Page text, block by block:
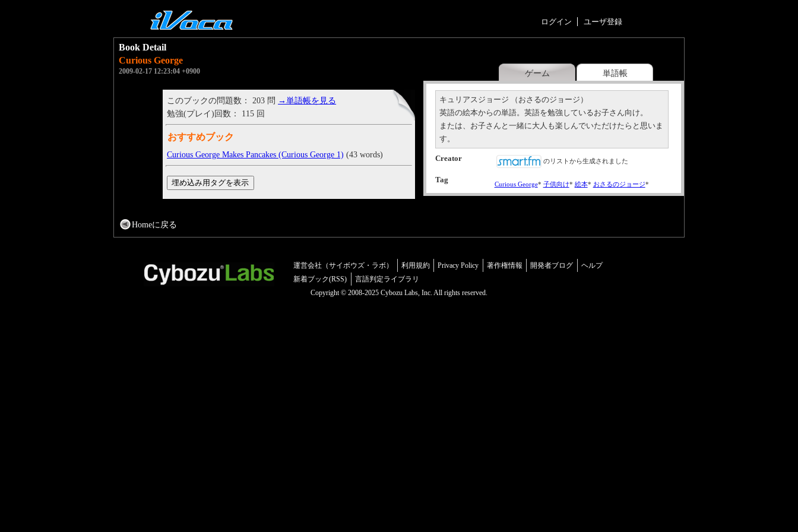
ログイン ユーザ登録
ゲーム 単語帳
Book Detail
Curious George
2009-02-17 12:23:04 +0900
キュリアスジョージ （おさるのジョージ）
英語の絵本からの単語。英語を勉強しているお子さん向け。
または、お子さんと一緒に大人も楽しんでいただけたらと思いま
す。
Creator のリストから生成されました
Tag
Curious George* 子供向け* 絵本* おさるのジョージ*
このブックの問題数： 203 問 →単語帳を見る
勉強(プレイ)回数： 115 回
おすすめブック
Curious George Makes Pancakes (Curious George 1) (43 words)
Homeに戻る
運営会社（サイボウズ・ラボ） 利用規約 Privacy Policy 著作権情報 開発者ブログ
ヘルプ
新着ブック(RSS)
言語判定ライブラリ
Copyright © 2008-2025 Cybozu Labs, Inc. All rights reserved.